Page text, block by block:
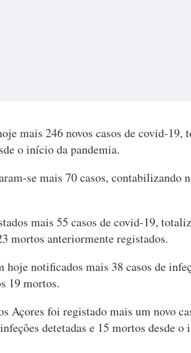
mais 246 novos casos de covid-19,
o início da pandemia.
se mais 70 casos, contabilizando
mais 55 casos de covid-19,
mortos anteriormente registados.
notificados mais 38 casos de
19 mortos.
Açores foi registado mais um novo
detetadas e 15 mortos desde o